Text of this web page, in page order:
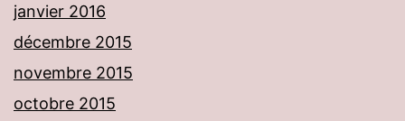
janvier 2016
décembre 2015
novembre 2015
octobre 2015